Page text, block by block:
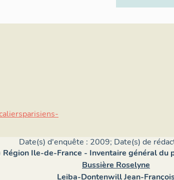
Date(s) d'enquête : 2009; Date(s) de
Région Ile-de-France - Inventaire général du
Bussière Roselyne
Leiba-Dontenwill Jean-